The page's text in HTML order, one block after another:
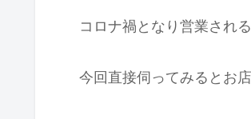
コロナ禍となり営業され
今回直接伺ってみるとお